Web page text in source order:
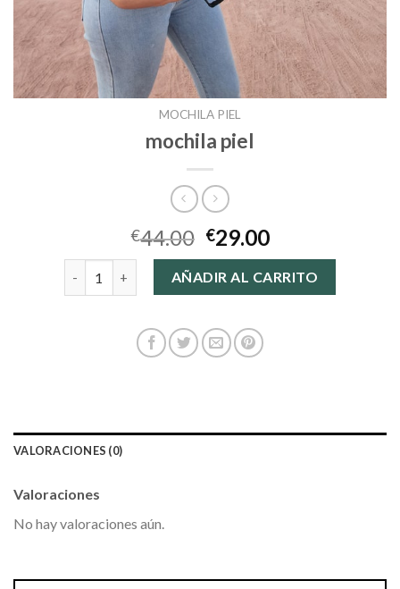
MOCHILA PIEL
mochila piel
€44.00 €29.00
mochila piel cantidadAÑADIR AL CARRITO
VALORACIONES (0)
Valoraciones
No hay valoraciones aún.